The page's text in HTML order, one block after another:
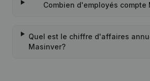
Combien d'employés compte
Quel est le chiffre d'affaires
Masinver?